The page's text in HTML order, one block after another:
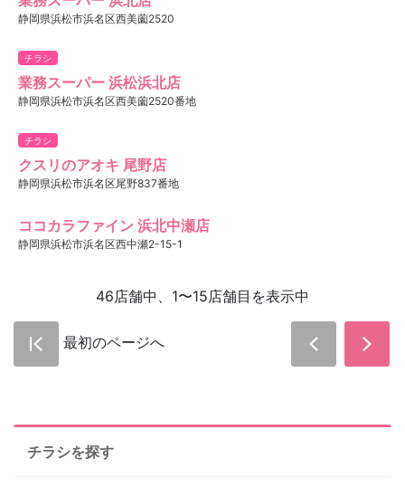
静岡県浜松市浜名区西美薗2520
チラシ
業務スーパー 浜松浜北店
静岡県浜松市浜名区西美薗2520番地
チラシ
クスリのアオキ 尾野店
静岡県浜松市浜名区尾野837番地
ココカラファイン 浜北中瀬店
静岡県浜松市浜名区西中瀬2-15-1
46店舗中、1〜15店舗目を表示中
最初のページへ
チラシを探す